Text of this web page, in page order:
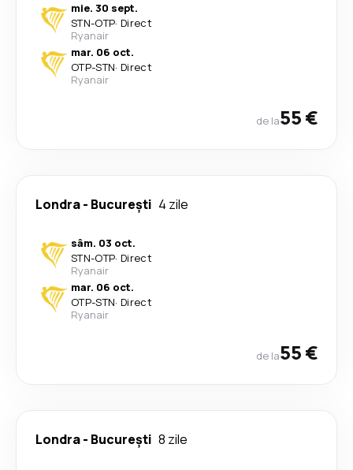
mie. 30 sept.
STN-OTP· Direct
Ryanair
mar. 06 oct.
OTP-STN· Direct
Ryanair
de la55 €
Londra- București 4 zile
sâm. 03 oct.
STN-OTP· Direct
Ryanair
mar. 06 oct.
OTP-STN· Direct
Ryanair
de la55 €
Londra- București 8 zile